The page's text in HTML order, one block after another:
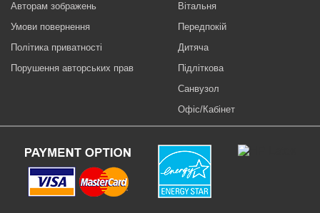
Авторам зображень
Умови повернення
Політика приватності
Порушення авторських прав
Вітальня
Передпокій
Дитяча
Підліткова
Санвузол
Офіс/Кабінет